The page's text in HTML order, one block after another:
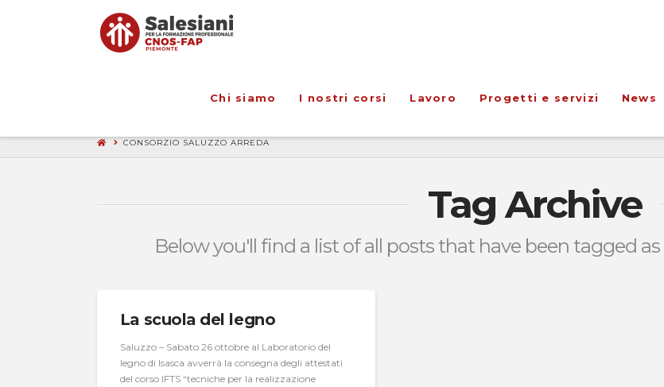
Chi siamo I nostri corsi Lavoro Progetti e servizi News
CONSORZIO SALUZZO ARREDA
Tag Archive
Below you'll find a list of all posts that have been tagged as
La scuola del legno
Saluzzo – Sabato 26 ottobre al Laboratorio del
legno di Isasca avverrà la consegna degli attestati
del corso IFTS “tecniche per la realizzazione